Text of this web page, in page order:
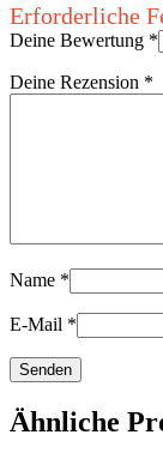
Deine Bewertung *
Deine Rezension *
Name *
E-Mail *
Ähnliche